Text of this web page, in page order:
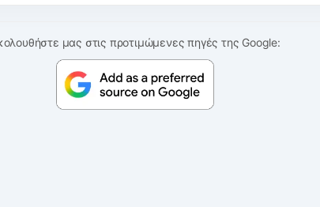
μας στις προτιμώμενες πηγές της Google: